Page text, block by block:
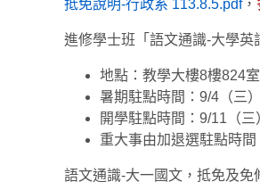
抵免說明-行政系 113.8.5.pdf，
進修學士班「語文通識-大學
地點：教學大樓8樓824室
暑期駐點時間：9/4（三
開學駐點時間：9/11（
重大事由加退選駐點時
語文通識-大一國文，抵免及免